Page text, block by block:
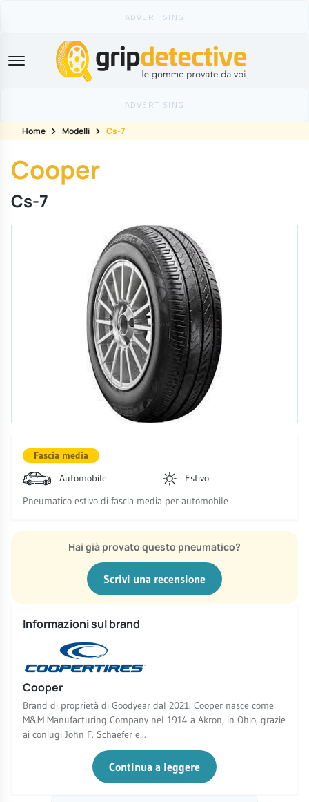
GripDetective
Home Modelli Cs-7
Cooper
Cs-7
Fascia media
Automobile
Estivo
Pneumatico estivo di fascia media per automobile
Hai già provato questo pneumatico?
Scrivi una recensione
Informazioni sul brand
Cooper
Brand di proprietà di Goodyear dal 2021. Cooper nasce come
M&M Manufacturing Company nel 1914 a Akron, in Ohio, grazie
ai coniugi John F. Schaefer e...
Continua a leggere